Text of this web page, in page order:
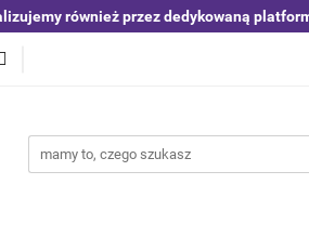
również przez dedykowaną
Switche | Ethernet